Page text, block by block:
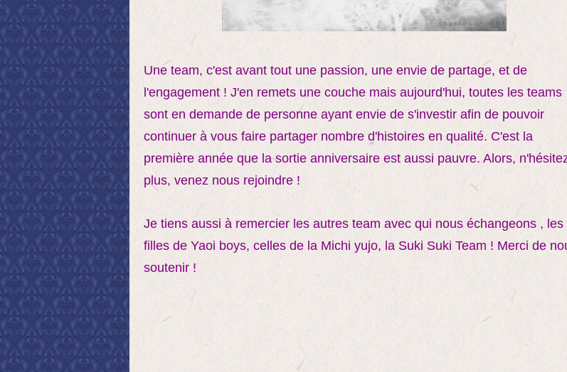
Une team, c'est avant tout une passion, une envie de partage, et de
l'engagement ! J'en remets une couche mais aujourd'hui, toutes les teams
sont en demande de personne ayant envie de s'investir afin de pouvoir
continuer à vous faire partager nombre d'histoires en qualité. C'est la
première année que la sortie anniversaire est aussi pauvre. Alors,
plus, venez nous rejoindre !
Je tiens aussi à remercier les autres team avec qui nous échangeons , les
filles de Yaoi boys, celles de la Michi yujo, la Suki Suki Team ! Merci de
soutenir !